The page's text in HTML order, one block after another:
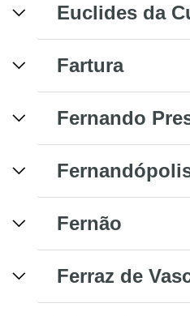
Euclides da
Fartura
Fernando
Fernão
Ferraz de